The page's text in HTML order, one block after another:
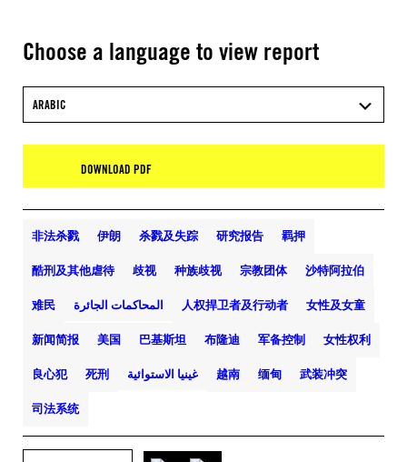
Choose a language to view report
ARABIC
DOWNLOAD PDF
非法杀戮 伊朗 杀戮及失踪 研究报告 羁押
酷刑及其他虐待 歧视 种族歧视 宗教团体 沙特阿拉伯
难民 المحاكمات الجائرة 人权捍卫者及行动者 女性及女童
新闻简报 美国 巴基斯坦 布隆迪 军备控制 女性权利
良心犯 死刑 غينيا الاستوائية 越南 缅甸 武装冲突
司法系统